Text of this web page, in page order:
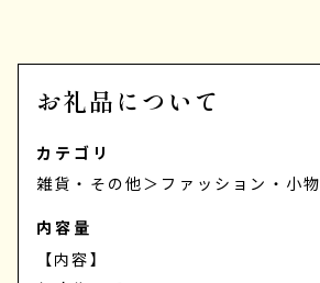
お礼品について
カテゴリ
雑貨・その他＞ ファッション・小物
内容量
【内容】